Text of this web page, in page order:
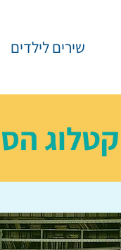
שירים לילדים
קטלוג